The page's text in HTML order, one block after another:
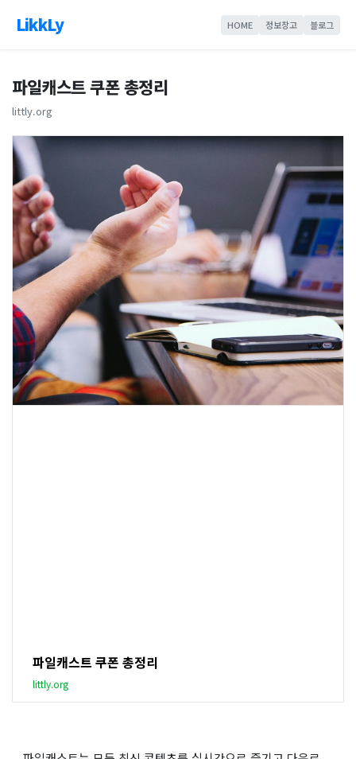
LikkLy HOME 정보창고 블로그
파일캐스트 쿠폰 총정리
littly.org
파일캐스트 쿠폰 총정리
littly.org